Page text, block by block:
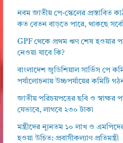
নবম জাতীয় পে-স্কেলের প্রস্তাবিত
কত বেতন বাড়তে পারে, থাকছে
GPF থেকে প্রথম ঋণ শেষ হওয়ার
নেওয়া যাবে কি?
বাংলাদেশ জুডিশিয়াল সার্ভিস পে
পর্যালোচনায় উচ্চপর্যায়ের কমিটি
জাতীয় পরিচয়পত্রের ছবি ও স্বাক্ষর
যেভাবে, লাগবে ২৩০ টাকা
মন্ত্রীদের ন্যূনতম ১০ লাখ ও
হওয়া উচিত: প্রবাসীকল্যাণ প্রতিমন্ত্রী